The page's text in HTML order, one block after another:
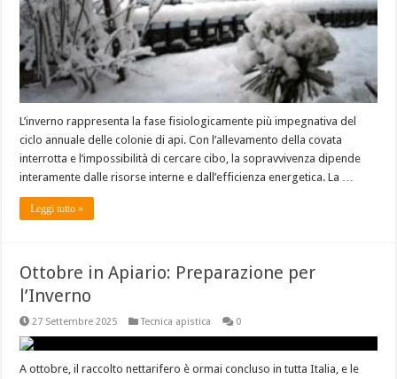
L’inverno rappresenta la fase fisiologicamente più impegnativa del
ciclo annuale delle colonie di api. Con l’allevamento della covata
interrotta e l’impossibilità di cercare cibo, la sopravvivenza dipende
interamente dalle risorse interne e dall’efficienza energetica. La …
Leggi tutto »
Ottobre in Apiario: Preparazione per
l’Inverno
27 Settembre 2025 Tecnica apistica 0
A ottobre, il raccolto nettarifero è ormai concluso in tutta Italia, e le